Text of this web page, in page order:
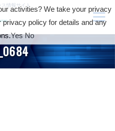
情報サイト
activities? We take your privacy
policy for details and any
Yes No